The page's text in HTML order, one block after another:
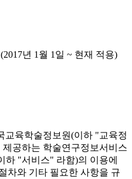
년 1월 1일 ~ 현재 적용)
교육학술정보원(이하 "교육정
제공하는 학술연구정보서비스
하 "서비스" 라함)의 이용에
차와 기타 필요한 사항을 규